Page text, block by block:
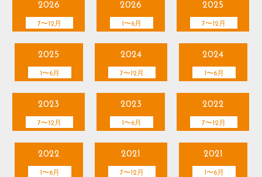
2026
7〜12月
2026
1〜6月
2025
7〜12月
2025
1〜6月
2024
7〜12月
2024
1〜6月
2023
7〜12月
2023
1〜6月
2022
7〜12月
2022
1〜6月
2021
7〜12月
2021
1〜6月